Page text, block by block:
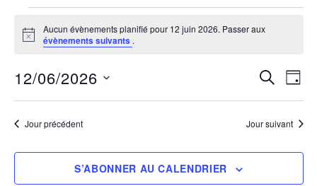
Notice
Aucun évènements planifié pour 12 juin 2026. Passer aux
évènements suivants .
de
JOUR
12/06/2026
Sélectionnez
uneJour précédent Jour suivant
S’ABONNER AU CALENDRIER